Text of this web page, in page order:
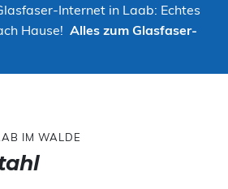
Internet in Laab: Echtes
Hause! Alles zum Glasfaser-
IM WALDE